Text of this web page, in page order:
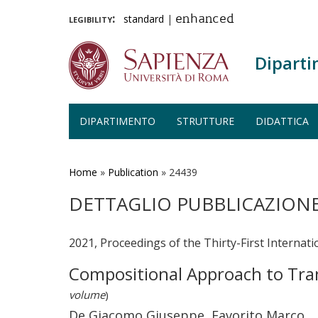
legibility: standard | enhanced
DIPARTIMENTO STRUTTURE DIDATTICA
Home » Publication » 24439
DETTAGLIO
2021, Proceedings of the Thirty-First
Compositional Approach to
volume)